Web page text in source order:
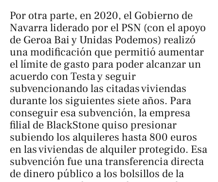
Por otra parte, en 2020, el Gobierno de
Navarra liderado por el PSN (con el apoyo
de Geroa Bai y Unidas Podemos) realizó
una modificación que permitió aumentar
el límite de gasto para poder alcanzar un
acuerdo con Testa y seguir
subvencionando las citadas viviendas
durante los siguientes siete años. Para
conseguir esa subvención, la empresa
filial de BlackStone quiso presionar
subiendo los alquileres hasta 800 euros
en las viviendas de alquiler protegido. Esa
subvención fue una transferencia directa
de dinero público a los bolsillos de la